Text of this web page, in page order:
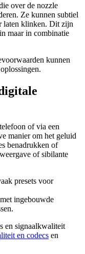
over de nozzle
Ze kunnen subtiel
laten klinken. Dit zijn
maar in combinatie
kunnen
of via een
manier om het geluid
benadrukken of
of sibilante
presets voor
ingebouwde
en signaalkwaliteit
en codecs en